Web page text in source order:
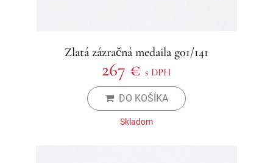
Zlatá zázračná medaila g01/141
267 € s DPH
DO KOŠÍKA
Skladom